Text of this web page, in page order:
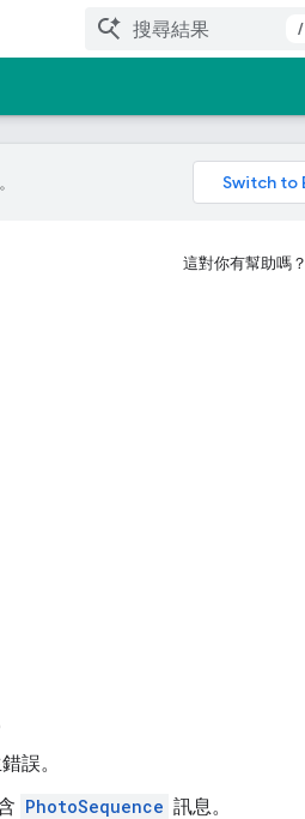
/
這對你有幫助嗎？
誤。
PhotoSequence 訊息。